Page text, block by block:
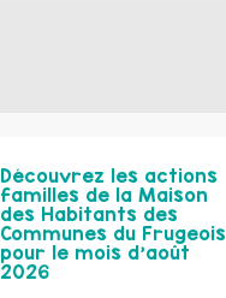
Découvrez les actions
familles de la Maison
des Habitants des
Communes du Frugeois
pour le mois d’août
2026